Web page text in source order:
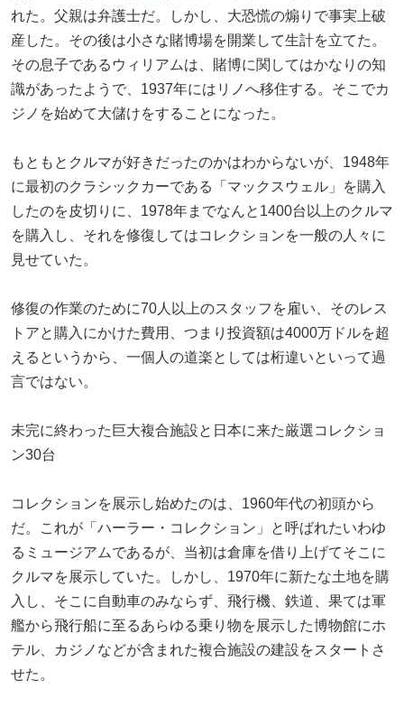
れた。父親は弁護士だ。しかし、大恐慌の煽りで事実上破
産した。その後は小さな賭博場を開業して生計を立てた。
その息子であるウィリアムは、賭博に関してはかなりの知
識があったようで、1937年にはリノへ移住する。そこでカ
ジノを始めて大儲けをすることになった。
もともとクルマが好きだったのかはわからないが、1948年
に最初のクラシックカーである「マックスウェル」を購入
したのを皮切りに、1978年までなんと1400台以上のクルマ
を購入し、それを修復してはコレクションを一般の人々に
見せていた。
修復の作業のために70人以上のスタッフを雇い、そのレス
トアと購入にかけた費用、つまり投資額は4000万ドルを超
えるというから、一個人の道楽としては桁違いといって過
言ではない。
未完に終わった巨大複合施設と日本に来た厳選コレクショ
ン30台
コレクションを展示し始めたのは、1960年代の初頭から
だ。これが「ハーラー・コレクション」と呼ばれたいわゆ
るミュージアムであるが、当初は倉庫を借り上げてそこに
クルマを展示していた。しかし、1970年に新たな土地を購
入し、そこに自動車のみならず、飛行機、鉄道、果ては軍
艦から飛行船に至るあらゆる乗り物を展示した博物館にホ
テル、カジノなどが含まれた複合施設の建設をスタートさ
せた。